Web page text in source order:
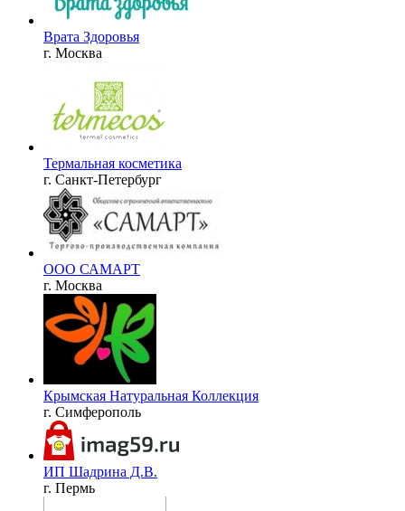
Врата Здоровья
г. Москва
Термальная косметика
г. Санкт-Петербург
ООО САМАРТ
г. Москва
Крымская Натуральная Коллекция
г. Симферополь
ИП Шадрина Д.В.
г. Пермь